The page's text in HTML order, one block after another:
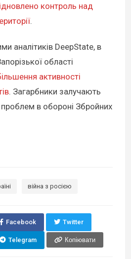
контроль над
.
аналітиків DeepState, в
області
активності
. Загарбники залучають
проблем в обороні Збройних
війна з росією
Facebook Twitter
Telegram Копіювати